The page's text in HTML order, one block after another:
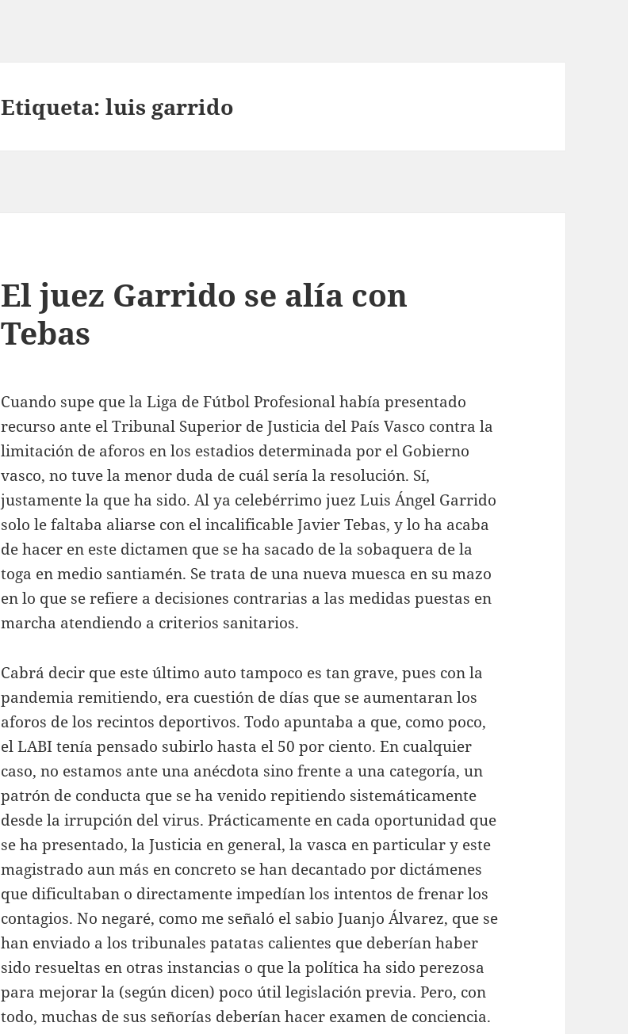
Etiqueta:luis garrido
El juez Garrido se alía con
Tebas
Cuando supe que la Liga de Fútbol Profesional había presentado
recurso ante el Tribunal Superior de Justicia del País Vasco contra la
limitación de aforos en los estadios determinada por el Gobierno
vasco, no tuve la menor duda de cuál sería la resolución. Sí,
justamente la que ha sido. Al ya celebérrimo juez Luis Ángel Garrido
solo le faltaba aliarse con el incalificable Javier Tebas, y lo ha acaba
de hacer en este dictamen que se ha sacado de la sobaquera de la
toga en medio santiamén. Se trata de una nueva muesca en su mazo
en lo que se refiere a decisiones contrarias a las medidas puestas en
marcha atendiendo a criterios sanitarios.
Cabrá decir que este último auto tampoco es tan grave, pues con la
pandemia remitiendo, era cuestión de días que se aumentaran los
aforos de los recintos deportivos. Todo apuntaba a que, como poco,
el LABI tenía pensado subirlo hasta el 50 por ciento. En cualquier
caso, no estamos ante una anécdota sino frente a una categoría, un
patrón de conducta que se ha venido repitiendo sistemáticamente
desde la irrupción del virus. Prácticamente en cada oportunidad que
se ha presentado, la Justicia en general, la vasca en particular y este
magistrado aun más en concreto se han decantado por dictámenes
que dificultaban o directamente impedían los intentos de frenar los
contagios. No negaré, como me señaló el sabio Juanjo Álvarez, que se
han enviado a los tribunales patatas calientes que deberían haber
sido resueltas en otras instancias o que la política ha sido perezosa
para mejorar la (según dicen) poco útil legislación previa. Pero, con
todo, muchas de sus señorías deberían hacer examen de conciencia.